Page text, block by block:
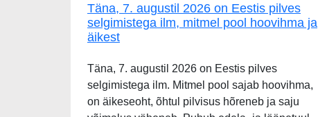
Täna, 7. augustil 2026 on Eestis pilves
selgimistega ilm, mitmel pool hoovihma ja
äikest
Täna, 7. augustil 2026 on Eestis pilves
selgimistega ilm. Mitmel pool sajab hoovihma,
on äikeseoht, õhtul pilvisus hõreneb ja saju